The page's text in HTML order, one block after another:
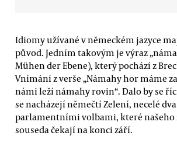
Idiomy užívané v německém jazyce
původ. Jedním takovým je výraz
Mühen der Ebene), který pochází z
Vnímání z verše „Námahy hor máme
námi leží námahy rovin“. Dalo by se
se nacházejí němečtí Zelení, necelé
parlamentními volbami, které našeho
souseda čekají na konci září.